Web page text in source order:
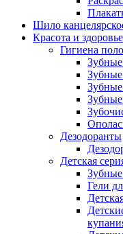
Шило
Красота и здоровье
Гигиена
Дезодоранты
Детская
Гели